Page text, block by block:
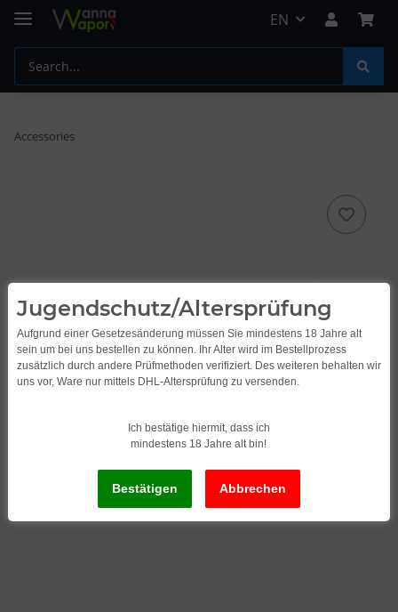
EN
Accessories
Jugendschutz/Altersprüfung
Aufgrund einer Gesetzesänderung müssen Sie mindestens 18 Jahre alt
sein um bei uns bestellen zu können. Ihr Alter wird im Bestellprozess
zusätzlich durch andere Prüfmethoden verifiziert. Des weiteren behalten wir
uns vor, Ware nur mittels DHL-Altersprüfung zu versenden.
Ich bestätige hiermit, dass ich
mindestens 18 Jahre alt bin!